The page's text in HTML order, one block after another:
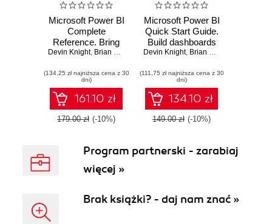
Microsoft Power BI
Complete
Reference. Bring
your data to life
features of
Microsoft Power BI
Devin Knight, Brian Knight Mitchell Pearson,Manuel Quintana
(134,25 zł najniższa cena z 30
dni)
161.10 zł
179.00 zł (-10%)
Microsoft Power BI
Quick Start Guide.
Build dashboards
and visualizations
come to life
Devin Knight, Brian Knight
(111,75 zł najniższa cena z 30
dni)
134.10 zł
149.00 zł (-10%)
Program partnerski - zarabiaj
więcej »
Brak książki? - daj nam znać »